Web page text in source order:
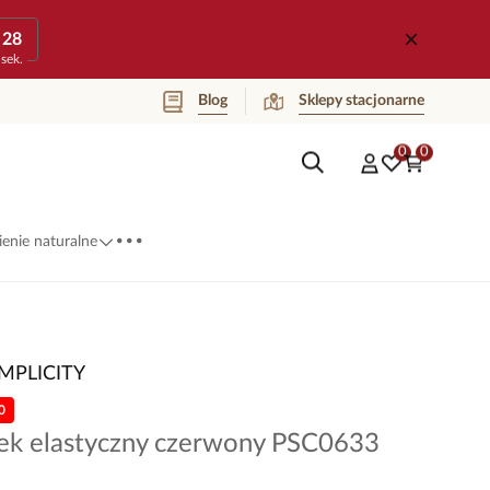
28
sek.
Blog Sklepy stacjonarne
0 0
naturalne ...
elastyczny czerwony PSC0633